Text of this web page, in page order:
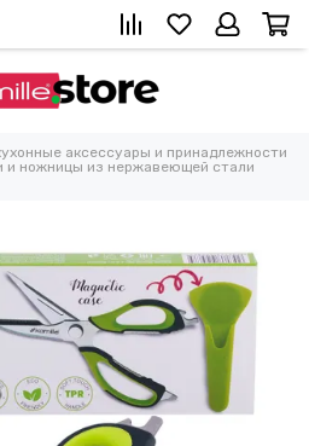
аксессуары и принадлежности
и ножницы из нержавеющей стали